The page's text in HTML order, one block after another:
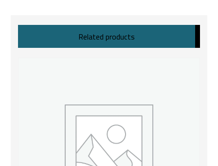
Related products